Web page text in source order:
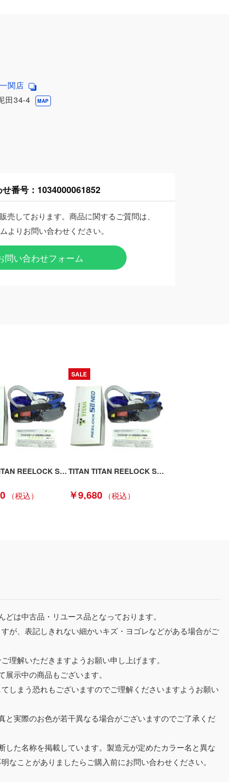
関店
田34-4 MAP
番号： 1034000061852
売しております。商品に関するご質問は、
よりお問い合わせください。
問い合わせフォーム
TITAN TITAN REELOCK SⅡ NEO 胴ベルト型墜落制止用器具 巻取タイプ 新規格 (1) SLN505-SB スカイブルー Sランク
SALE
TITAN TITAN REELOCK SⅡ NEO 胴ベルト型墜落制止用器具 巻取タイプ 新規格 (3) SLN505-SB ブルー Sランク
￥9,680
は中古品・リユース品となっております。
が、表記しきれない細かいキズ・ヨゴレなどがある場合がご
理解いただきますようお願い申し上げます。
示中の商品もございます。
しまう恐れもございますのでご理解くださいますようお願い
と実際のお色が若干異なる場合がございますのでご了承くだ
した名称を掲載しています。製造元が定めたカラー名と異な
なことがありましたらご購入前にお問い合わせください。